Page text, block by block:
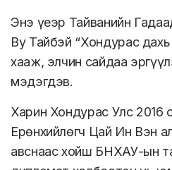
Энэ үеэр Тайванийн
Ву Тайбэй “Хондурас
хааж, элчин сайдаа
мэдэгдэв.
Харин Хондурас Улс 2016
Ерөнхийлөгч Цай Ин Вэн
авснаас хойш БНХАУ-ын